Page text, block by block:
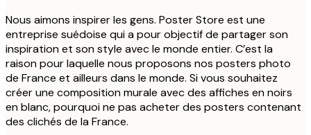
Nous aimons inspirer les gens. Poster Store est une
entreprise suédoise qui a pour objectif de partager son
inspiration et son style avec le monde entier. C’est la
raison pour laquelle nous proposons nos posters photo
de France et ailleurs dans le monde. Si vous souhaitez
créer une composition murale avec des affiches en noirs
en blanc, pourquoi ne pas acheter des posters contenant
des clichés de la France.